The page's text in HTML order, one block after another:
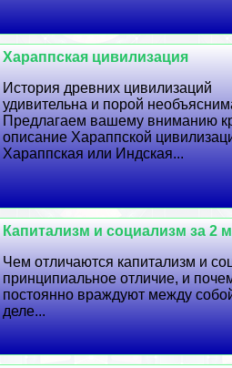
Хараппская цивилизация
История древних цивилизаций
удивительна и порой
Предлагаем вашему вниманию
описание Хараппской
Хараппская или Индская...
Капитализм и социализм за 2
Чем отличаются капитализм и
принципиальное отличие, и
постоянно враждуют между
деле...